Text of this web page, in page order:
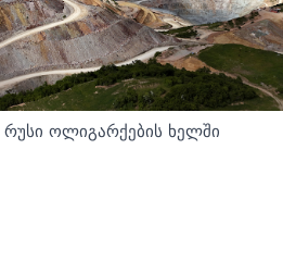
ოლიგარქების ხელში